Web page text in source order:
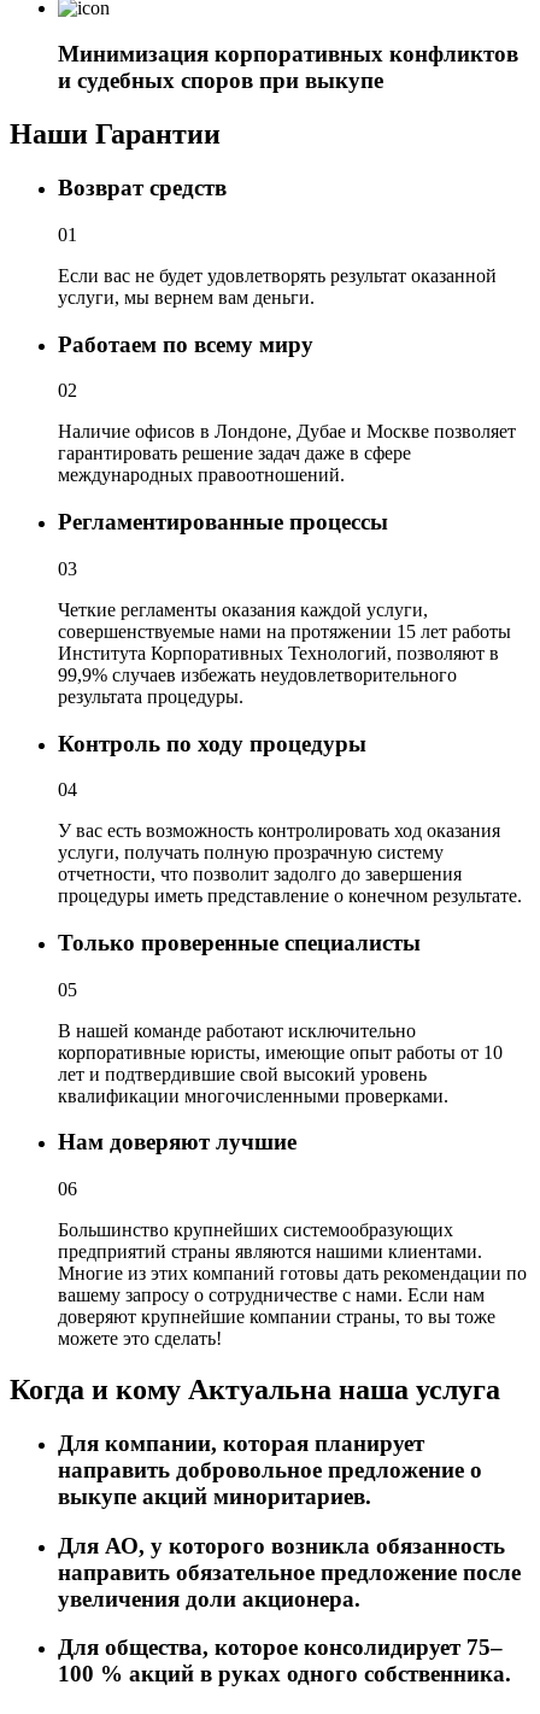
Минимизация корпоративных конфликтов
и судебных споров при выкупе
Наши Гарантии
Возврат средств
01
Если вас не будет удовлетворять результат оказанной
услуги, мы вернем вам деньги.
Работаем по всему миру
02
Наличие офисов в Лондоне, Дубае и Москве позволяет
гарантировать решение задач даже в сфере
международных правоотношений.
Регламентированные процессы
03
Четкие регламенты оказания каждой услуги,
совершенствуемые нами на протяжении 15 лет работы
Института Корпоративных Технологий, позволяют в
99,9% случаев избежать неудовлетворительного
результата процедуры.
Контроль по ходу процедуры
04
У вас есть возможность контролировать ход оказания
услуги, получать полную прозрачную систему
отчетности, что позволит задолго до завершения
процедуры иметь представление о конечном результате.
Только проверенные специалисты
05
В нашей команде работают исключительно
корпоративные юристы, имеющие опыт работы от 10
лет и подтвердившие свой высокий уровень
квалификации многочисленными проверками.
Нам доверяют лучшие
06
Большинство крупнейших системообразующих
предприятий страны являются нашими клиентами.
Многие из этих компаний готовы дать рекомендации по
вашему запросу о сотрудничестве с нами. Если нам
доверяют крупнейшие компании страны, то вы тоже
можете это сделать!
Когда и кому Актуальна наша услуга
Для компании, которая планирует
направить добровольное предложение о
выкупе акций миноритариев.
Для АО, у которого возникла обязанность
направить обязательное предложение после
увеличения доли акционера.
Для общества, которое консолидирует 75–
100 % акций в руках одного собственника.